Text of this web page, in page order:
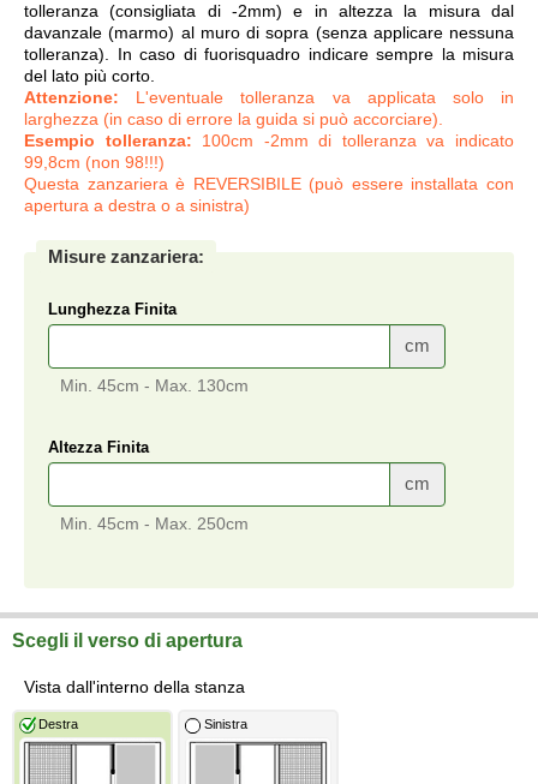
tolleranza (consigliata di -2mm) e in altezza la misura dal
davanzale (marmo) al muro di sopra (senza applicare nessuna
tolleranza). In caso di fuorisquadro indicare sempre la misura
del lato più corto.
Attenzione: L'eventuale tolleranza va applicata solo in
larghezza (in caso di errore la guida si può accorciare).
Esempio tolleranza: 100cm -2mm di tolleranza va indicato
99,8cm (non 98!!!)
Questa zanzariera è REVERSIBILE (può essere installata con
apertura a destra o a sinistra)
Misure zanzariera:
Lunghezza Finita
cm
Min. 45cm - Max. 130cm
Altezza Finita
cm
Min. 45cm - Max. 250cm
Scegli il verso di apertura
Vista dall'interno della stanza
Destra Sinistra